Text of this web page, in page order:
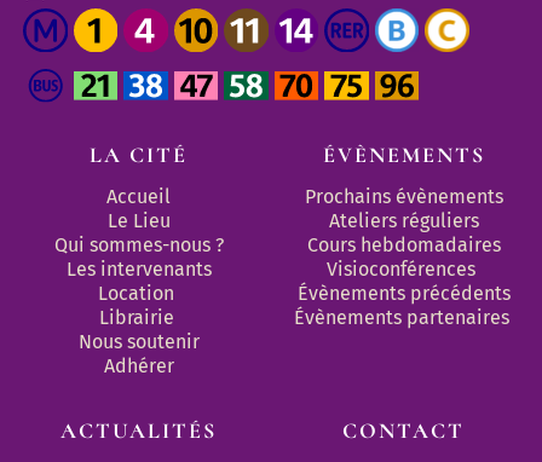
LA CITÉ
Accueil
Le Lieu
Qui sommes-nous ?
Les intervenants
Location
Librairie
Nous soutenir
Adhérer
ÉVÈNEMENTS
Prochains évènements
Ateliers réguliers
Cours hebdomadaires
Visioconférences
Évènements précédents
Évènements partenaires
ACTUALITÉS CONTACT